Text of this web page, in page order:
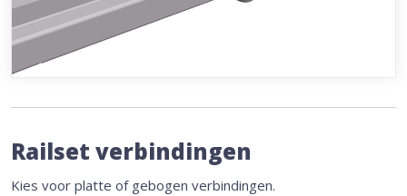
Railset verbindingen
Kies voor platte of gebogen verbindingen.